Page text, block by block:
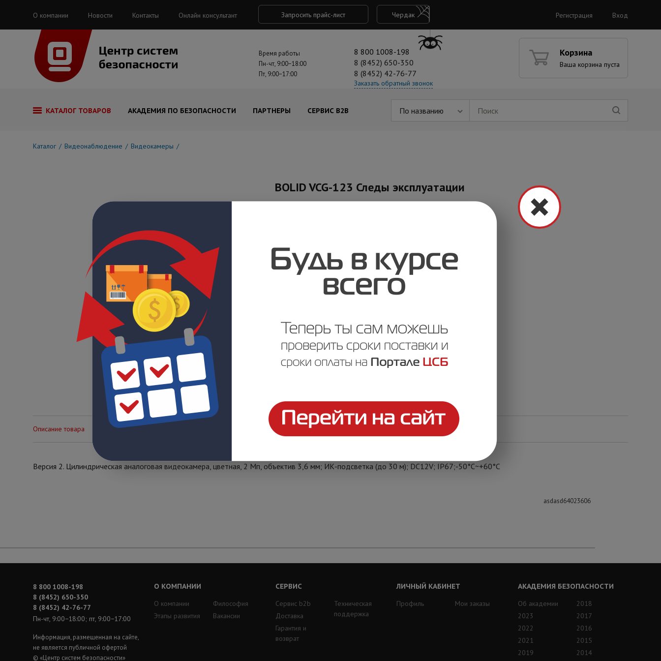
asdasd64023606
О компании Новости Контакты Онлайн консультант Запросить прайс-лист Чердак Регистрация Вход
Время работы
Пн-чт, 9:00−18:00
Пт, 9:00−17:00
8 800 1008-198
8 (8452) 650-350
8 (8452) 42-76-77
Заказать обратный звонок
Корзина
Ваша корзина пуста
КАТАЛОГ ТОВАРОВ АКАДЕМИЯ ПО БЕЗОПАСНОСТИ ПАРТНЕРЫ СЕРВИС B2B По названию
Каталог Видеонаблюдение Видеокамеры
BOLID VCG-123 Следы эксплуатации
Описание товара Технические характеристики
Версия 2. Цилиндрическая аналоговая видеокамера, цветная, 2 Мп, объектив 3,6 мм; ИК-подсветка (до 30 м); DC12V; IP67;-50°C~+60°C
8 800 1008-198
8 (8452) 650-350
8 (8452) 42-76-77
Пн-чт, 9:00−18:00; пт, 9:00−17:00
Информация, размещенная на сайте,
не является публичной офертой
© «Центр систем безопасности»
О КОМПАНИИ
О компании
Этапы развития
Философия
Вакансии
СЕРВИС
Сервис b2b
Доставка
Гарантия и
возврат
Техническая
поддержка
ЛИЧНЫЙ КАБИНЕТ
Профиль
Мои заказы
АКАДЕМИЯ БЕЗОПАСНОСТИ
Об академии
2023
2022
2021
2019
2018
2017
2016
2015
2014